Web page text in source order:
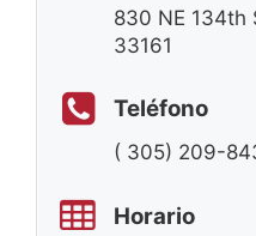
830 NE 134th
33161
Teléfono
( 305) 209-
Horario